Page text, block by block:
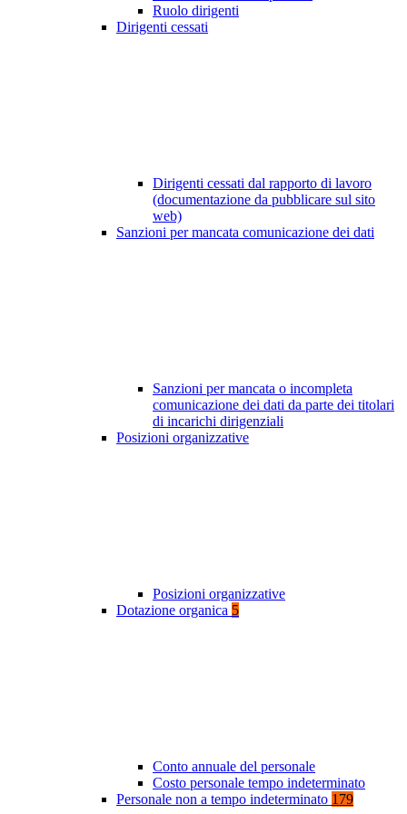
Ruolo dirigenti
Dirigenti cessati
Dirigenti cessati dal rapporto di lavoro
(documentazione da pubblicare sul sito
web)
Sanzioni per mancata comunicazione dei dati
Sanzioni per mancata o incompleta
comunicazione dei dati da parte dei titolari
di incarichi dirigenziali
Posizioni organizzative
Posizioni organizzative
Dotazione organica 5
Conto annuale del personale
Costo personale tempo indeterminato
Personale non a tempo indeterminato 179